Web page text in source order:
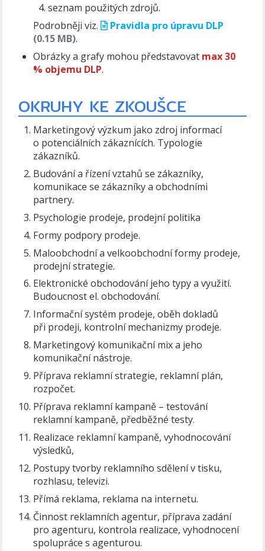
seznam použitých zdrojů.
Podrobněji viz.
Pravidla pro úpravu DLP
(0.15 MB).
Obrázky a grafy mohou představovat max 30
% objemu DLP.
OKRUHY KE ZKOUŠCE
Marketingový výzkum jako zdroj informací
o potenciálních zákaznících. Typologie
zákazníků.
Budování a řízení vztahů se zákazníky,
komunikace se zákazníky a obchodními
partnery.
Psychologie prodeje, prodejní politika
Formy podpory prodeje.
Maloobchodní a velkoobchodní formy prodeje,
prodejní strategie.
Elektronické obchodování jeho typy a využití.
Budoucnost el. obchodování.
Informační systém prodeje, oběh dokladů
při prodeji, kontrolní mechanizmy prodeje.
Marketingový komunikační mix a jeho
komunikační nástroje.
Příprava reklamní strategie, reklamní plán,
rozpočet.
Příprava reklamní kampaně – testování
reklamní kampaně, předběžné testy.
Realizace reklamní kampaně, vyhodnocování
výsledků,
Postupy tvorby reklamního sdělení v tisku,
rozhlasu, televizi.
Přímá reklama, reklama na internetu.
Činnost reklamních agentur, příprava zadání
pro agenturu, kontrola realizace, vyhodnocení
spolupráce s agenturou.